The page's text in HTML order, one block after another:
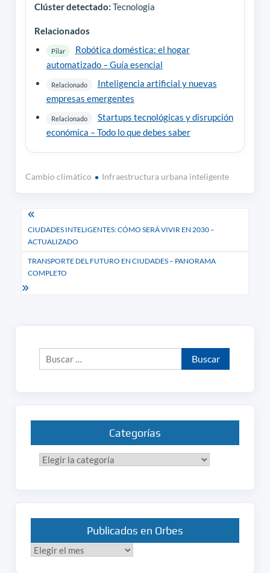
Clúster detectado: Tecnologia
Relacionados
Pilar
Robótica doméstica: el hogar
automatizado – Guía esencial
Relacionado
Inteligencia artificial y nuevas
empresas emergentes
Relacionado
Startups tecnológicas y disrupción
económica – Todo lo que debes saber
Cambio climático Infraestructura urbana inteligente
Navegación
de
entradas
CIUDADES INTELIGENTES: CÓMO SERÁ VIVIR EN 2030 –
ACTUALIZADO
TRANSPORTE DEL FUTURO EN CIUDADES – PANORAMA
COMPLETO
Buscar:
Categorías
Categorías
Publicados en Orbes
Publicados